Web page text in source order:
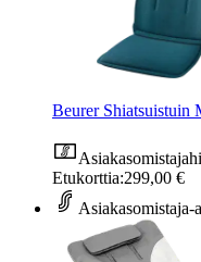
Beurer Shiatsuistuin
Etukorttia:299,00 €
Asiakasomistaja-